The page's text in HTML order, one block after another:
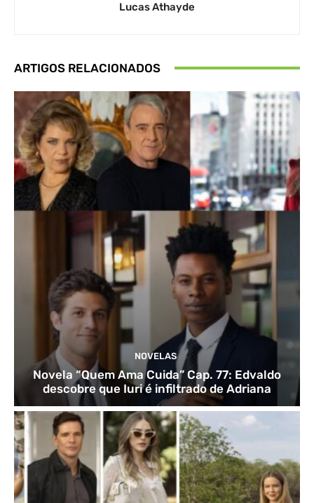
Lucas Athayde
ARTIGOS RELACIONADOS
NOVELAS
Novela “Quem Ama Cuida” Cap. 77: Edvaldo
descobre que Iuri é infiltrado de Adriana